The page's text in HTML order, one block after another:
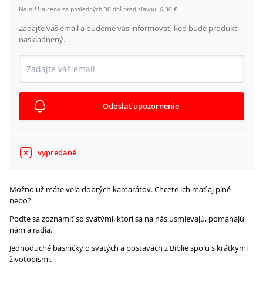
Najnižšia cena za posledných 30 dní pred zľavou: 6,30 €
Zadajte váš email a budeme vás informovať, keď bude produkt
naskladnený.
Odoslať upozornenie
vypredané
Možno už máte veľa dobrých kamarátov. Chcete ich mať aj plné
nebo?
Poďte sa zoznámiť so svätými, ktorí sa na nás usmievajú, pomáhajú
nám a radia.
Jednoduché básničky o svätých a postavách z Biblie spolu s krátkymi
životopismi.